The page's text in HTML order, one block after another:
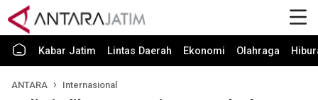
Kabar Jatim Lintas Daerah Ekonomi Olahraga
ANTARA Internasional